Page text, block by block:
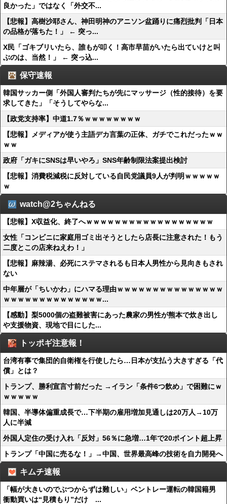
良かった」ではなく「外交不...
【悲報】高樹沙耶さん、神田明神のアニソン盆踊りに痛烈批判「日本
の品格が落ちた！」 ← 突っ...
X民「ゴキブリいたら、誰もが叩く！高市早苗がいたら出ていけと叫
ぶのは、当然！」 ← 突っ込...
保守速報
韓国サッカー側「外国人審判たちが先にマッサージ（性的接待）を要
求してきた」「そうしてやらな...
【政党支持率】中道1.7％ｗｗｗｗｗｗｗｗ
【悲報】メディアが使う主語デカ言葉の正体、ガチでこれだったｗｗ
ｗｗ
政府「ガキにSNSは早いやろ」SNS年齢制限法案提出検討
【悲報】消費税減税に反対している自民党議員9人が判明ｗｗｗｗｗ
ｗ
watch@2ちゃんねる
【悲報】X収益化、終了へｗｗｗｗｗｗｗｗｗｗｗｗｗｗｗｗｗｗ
女性「コンビニに家庭用ゴミ出そうとしたら店長に注意された！もう
二度とこの店来ねえわ！」
【悲報】麻辣湯、必死にステマされるも日本人男性から見向きもされ
ない
中年層が「ちいかわ」にハマる理由ｗｗｗｗｗｗｗｗｗｗｗｗｗｗｗ
ｗｗｗｗｗｗｗｗｗｗｗｗｗｗ...
【感動】梨5000個の盗難被害にあった農家の男性が熊本で炊き出し
や支援物資、現地で目にした...
トッポギ注意報！
台湾有事で集団的自衛権を行使したら…日本が支払う大きすぎる「代
償」とは？
トランプ、勝利宣言寸前だった →イラン「条件6つ飲め」で困難にｗ
ｗｗｗｗｗ
韓国、半導体偏重成長で…下半期の雇用増加見通しは20万人→10万
人に半減
外国人定住の受け入れ「反対」56％に急増…1年で20ポイント超上昇
トランプ「中国に売るな！」→中国、世界最高峰の技術を自力開発へ
キムチ速報
「幅が大きいのでぶつからずは難しい」ベントレー運転の韓国籍男
衝動買いは“見積もり”だけ ...